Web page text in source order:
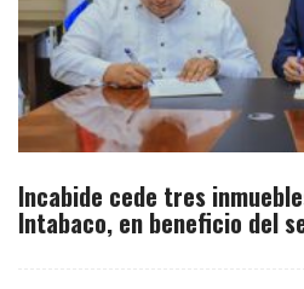
Incabide cede tres
Intabaco, en beneficio del